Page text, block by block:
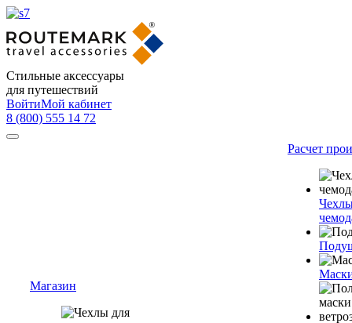
Стильные аксессуары
для путешествий
ВойтиМой кабинет
8 (800) 555 14 72
Магазин
Расчет